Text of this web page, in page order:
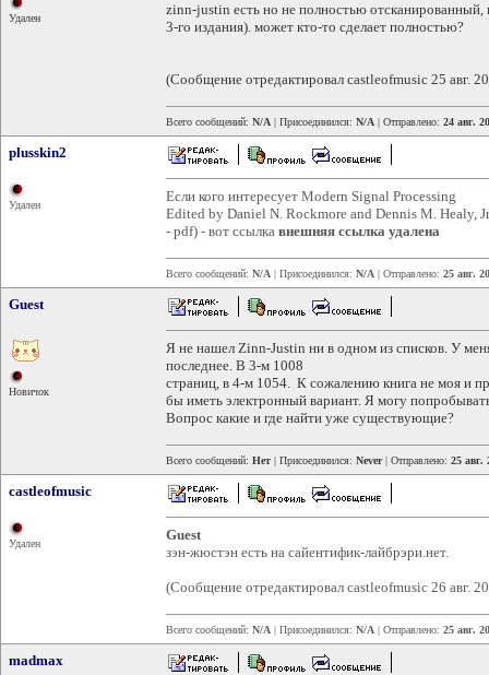
Удален
zinn-justin есть но не полностью
3-го издания). может кто-то сделает полностью?
(Сообщение отредактировал castleofmusic 25 авг.
Всего сообщений: N/A | Присоединился: N/A | Отправлено: 24 авг.
plusskin2
Удален
Если кого интересует Modern Signal Processing
Edited by Daniel N. Rockmore and Dennis M. Healy,
- pdf) - вот ссылка внешняя ссылка удалена
Всего сообщений: N/A | Присоединился: N/A | Отправлено: 25 авг.
Guest
Новичок
Я не нашел Zinn-Justin ни в одном из списков. У
последнее. В 3-м 1008
страниц, в 4-м 1054. К сожалению книга не моя и
бы иметь электронный вариант. Я могу
Вопрос какие и где найти уже существующие?
Всего сообщений: Нет | Присоединился: Never| Отправлено: 25 авг.
castleofmusic
Удален
Guest
зэн-жюстэн есть на сайентифик-лайбрэри.нет.
(Сообщение отредактировал castleofmusic 26 авг.
Всего сообщений: N/A | Присоединился: N/A | Отправлено: 25 авг.
madmax